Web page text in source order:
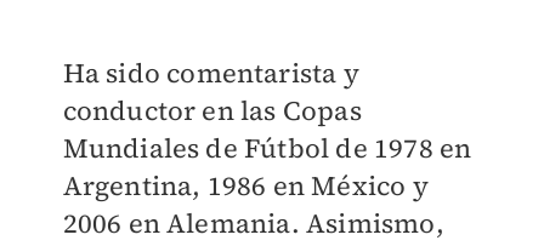
Ha sido comentarista y
conductor en las Copas
Mundiales de Fútbol de 1978 en
Argentina, 1986 en México y
2006 en Alemania. Asimismo,